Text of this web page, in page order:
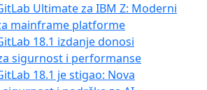
Ultimate za IBM Z: Moderni
mainframe platforme
18.1 izdanje donosi
sigurnost i performanse
18.1 je stigao: Nova